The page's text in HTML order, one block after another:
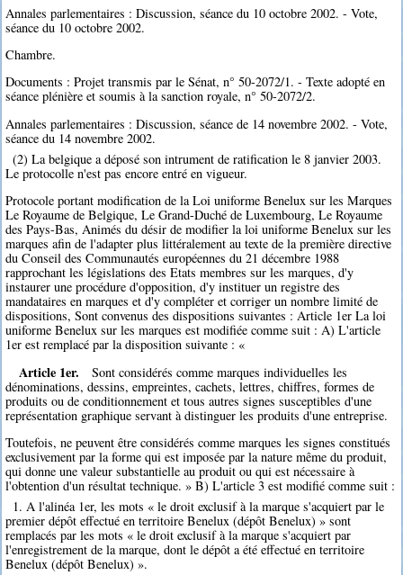
Annales parlementaires : Discussion, séance du 10 octobre 2002. - Vote,
séance du 10 octobre 2002.
Chambre.
Documents : Projet transmis par le Sénat, n° 50-2072/1. - Texte adopté en
séance plénière et soumis à la sanction royale, n° 50-2072/2.
Annales parlementaires : Discussion, séance de 14 novembre 2002. - Vote,
séance du 14 novembre 2002.
(2) La belgique a déposé son intrument de ratification le 8 janvier 2003.
Le protocolle n'est pas encore entré en vigueur.
Protocole portant modification de la Loi uniforme Benelux sur les Marques
Le Royaume de Belgique, Le Grand-Duché de Luxembourg, Le Royaume
des Pays-Bas, Animés du désir de modifier la loi uniforme Benelux sur les
marques afin de l'adapter plus littéralement au texte de la première directive
du Conseil des Communautés européennes du 21 décembre 1988
rapprochant les législations des Etats membres sur les marques, d'y
instaurer une procédure d'opposition, d'y instituer un registre des
mandataires en marques et d'y compléter et corriger un nombre limité de
dispositions, Sont convenus des dispositions suivantes : Article 1er La loi
uniforme Benelux sur les marques est modifiée comme suit : A) L'article
1er est remplacé par la disposition suivante : «
Article 1er.
Sont considérés comme marques individuelles les
dénominations, dessins, empreintes, cachets, lettres, chiffres, formes de
produits ou de conditionnement et tous autres signes susceptibles d'une
représentation graphique servant à distinguer les produits d'une entreprise.
Toutefois, ne peuvent être considérés comme marques les signes constitués
exclusivement par la forme qui est imposée par la nature même du produit,
qui donne une valeur substantielle au produit ou qui est nécessaire à
l'obtention d'un résultat technique. » B) L'article 3 est modifié comme suit :
1. A l'alinéa 1er, les mots « le droit exclusif à la marque s'acquiert par le
premier dépôt effectué en territoire Benelux (dépôt Benelux) » sont
remplacés par les mots « le droit exclusif à la marque s'acquiert par
l'enregistrement de la marque, dont le dépôt a été effectué en territoire
Benelux (dépôt Benelux) ».